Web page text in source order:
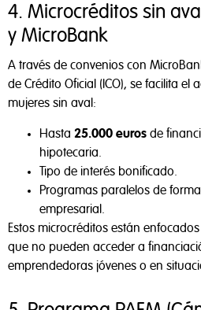
4. Microcréditos sin
y MicroBank
A través de convenios con
de Crédito Oficial (ICO), se facilita el
mujeres sin aval:
Hasta 25.000 euros de
hipotecaria.
Tipo de interés bonificado.
Programas paralelos de
empresarial.
Estos microcréditos están
que no pueden acceder a
emprendedoras jóvenes o en